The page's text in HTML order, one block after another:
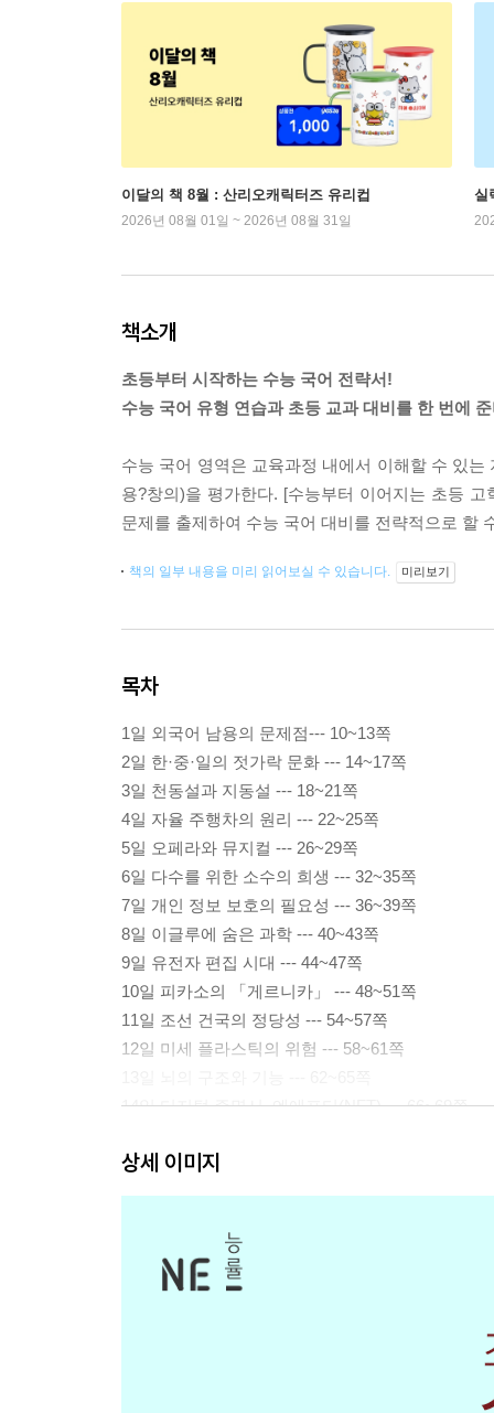
이달의 책 8월 : 산리오캐릭터즈 유리컵
2026년 08월 01일 ~ 2026년 08월 31일
실
책소개
초등부터 시작하는 수능 국어 전략서!
수능 국어 유형 연습과 초등 교과 대비를 한 번에
수능 국어 영역은 교육과정 내에서 이해할 수 있
용?창의)을 평가한다. [수능부터 이어지는 초등
문제를 출제하여 수능 국어 대비를 전략적으로 할
책의 일부 내용을 미리 읽어보실 수 있습니다. 미리보기
목차
1일 외국어 남용의 문제점--- 10~13쪽
2일 한·중·일의 젓가락 문화 --- 14~17쪽
3일 천동설과 지동설 --- 18~21쪽
4일 자율 주행차의 원리 --- 22~25쪽
5일 오페라와 뮤지컬 --- 26~29쪽
6일 다수를 위한 소수의 희생 --- 32~35쪽
7일 개인 정보 보호의 필요성 --- 36~39쪽
8일 이글루에 숨은 과학 --- 40~43쪽
9일 유전자 편집 시대 --- 44~47쪽
10일 피카소의 「게르니카」 --- 48~51쪽
11일 조선 건국의 정당성 --- 54~57쪽
12일 미세 플라스틱의 위험 --- 58~61쪽
14일 디지털 증명서, 엔에프티(NFT) --- 66~69쪽
16일 칭찬의 힘, 피그말리온 효과 --- 76~79쪽
17일 간접 광고 --- 80~83쪽
19일 얼굴 인식 기술의 원리 --- 88~91쪽
20일 길거리에서 만나는 공공 미술 --- 92~95쪽
상세 이미지